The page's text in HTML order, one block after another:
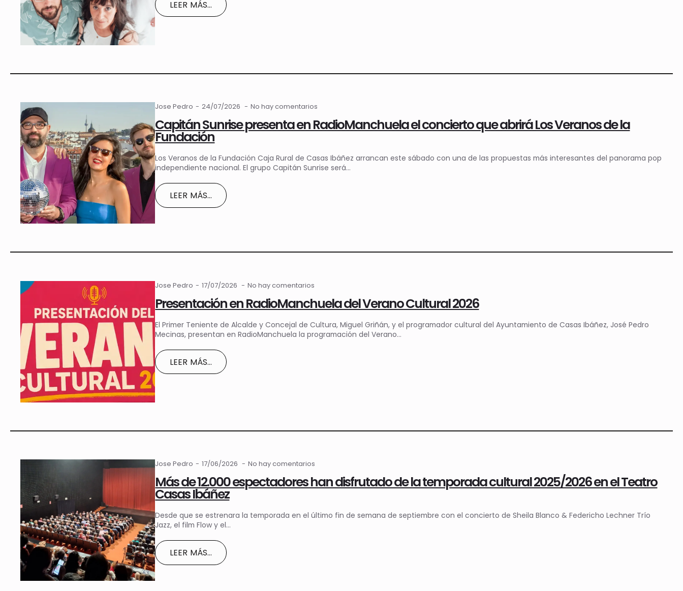
LEER MÁS...
Capitán Sunrise presenta en RadioManchuela el concierto que abrirá Los Veranos de la
Fundación
Jose Pedro 24/07/2026 No hay comentarios
Los Veranos de la Fundación Caja Rural de Casas Ibáñez arrancan este sábado con una de las propuestas más interesantes del panorama pop
independiente nacional. El grupo Capitán Sunrise será…
LEER MÁS...
Presentación en RadioManchuela del Verano Cultural 2026
Jose Pedro 17/07/2026 No hay comentarios
El Primer Teniente de Alcalde y Concejal de Cultura, Miguel Griñán, y el programador cultural del Ayuntamiento de Casas Ibáñez, José Pedro
Mecinas, presentan en RadioManchuela la programación del Verano…
LEER MÁS...
Más de 12.000 espectadores han disfrutado de la temporada cultural 2025/2026 en el Teatro
Casas Ibáñez
Jose Pedro 17/06/2026 No hay comentarios
Desde que se estrenara la temporada en el último fin de semana de septiembre con el concierto de Sheila Blanco & Federicho Lechner Trío
Jazz, el film Flow y el…
LEER MÁS...